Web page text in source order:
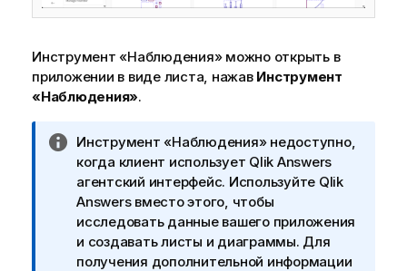
Инструмент «Наблюдения»можно открыть в
приложении в виде листа , нажав Инструмент
«Наблюдения».
П
р
и
м
е
ч
а
Инструмент «Наблюдения»недоступно,
когда клиент использует Qlik Answers
агентский интерфейс. Используйте Qlik
Answersвместо этого, чтобы
исследовать данные вашего приложения
и создавать листы и диаграммы. Для
получения дополнительной информации